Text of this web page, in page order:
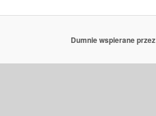
Dumnie wspierane